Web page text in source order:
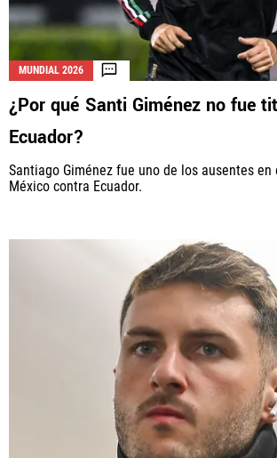
MUNDIAL 2026
¿Por qué Santi Giménez no fue
Ecuador?
Santiago Giménez fue uno de los ausentes
México contra Ecuador.